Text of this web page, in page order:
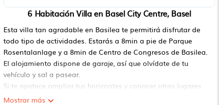
6 Habitación Villa en Basel City Centre, Basel
Esta villa tan agradable en Basilea te permitirá disfrutar de
todo tipo de actividades. Estarás a 8min a pie de Parque
Rosentalanlage y a 8min de Centro de Congresos de Basilea.
El alojamiento dispone de garaje, así que olvídate de tu
vehículo y sal a pasear.
Si te apetece ampliar tus horizontes y conocer otros lugares
cercanos, estarás a 15min a pie de la Estación de tren y metro
Mostrar más